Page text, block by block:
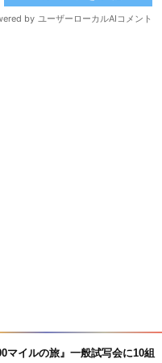
マイルの旅』一般試写会に10組